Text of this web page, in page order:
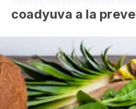
coadyuva a la